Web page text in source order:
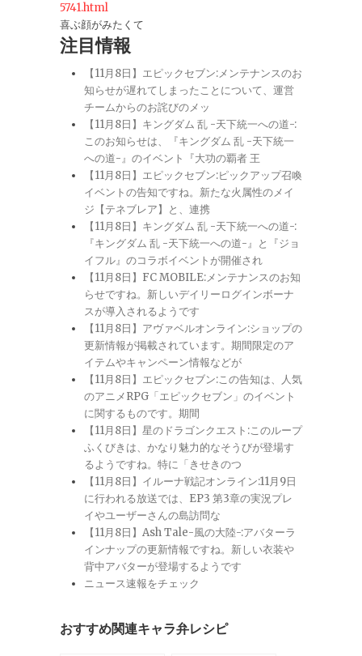
5741.html
喜ぶ顔がみたくて
注目情報
【11月8日】エピックセブン:メンテナンスのお
知らせが遅れてしまったことについて、運営
チームからのお詫びのメッ
【11月8日】キングダム 乱 -天下統一への道-:
このお知らせは、『キングダム 乱 -天下統一
への道-』のイベント『大功の覇者 王
【11月8日】エピックセブン:ピックアップ召喚
イベントの告知ですね。新たな火属性のメイ
ジ【テネブレア】と、連携
【11月8日】キングダム 乱 -天下統一への道-:
『キングダム 乱 -天下統一への道-』と『ジョ
イフル』のコラボイベントが開催され
【11月8日】FC MOBILE:メンテナンスのお知
らせですね。新しいデイリーログインボーナ
スが導入されるようです
【11月8日】アヴァベルオンライン:ショップの
更新情報が掲載されています。期間限定のア
イテムやキャンペーン情報などが
【11月8日】エピックセブン:この告知は、人気
のアニメRPG「エピックセブン」のイベント
に関するものです。期間
【11月8日】星のドラゴンクエスト:このループ
ふくびきは、かなり魅力的なそうびが登場す
るようですね。特に「きせきのつ
【11月8日】イルーナ戦記オンライン:11月9日
に行われる放送では、EP3 第3章の実況プレ
イやユーザーさんの島訪問な
【11月8日】Ash Tale-風の大陸-:アバターラ
インナップの更新情報ですね。新しい衣装や
背中アバターが登場するようです
ニュース速報をチェック
おすすめ関連キャラ弁レシピ